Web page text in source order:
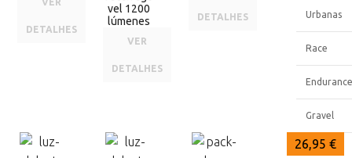
DETALHES
vel 1200
lúmenes
VER
DETALHES
DETALHES
35,60 €
31,25 €
26,95 €
Urbanas
Race
Endurance
Gravel
Elétricas